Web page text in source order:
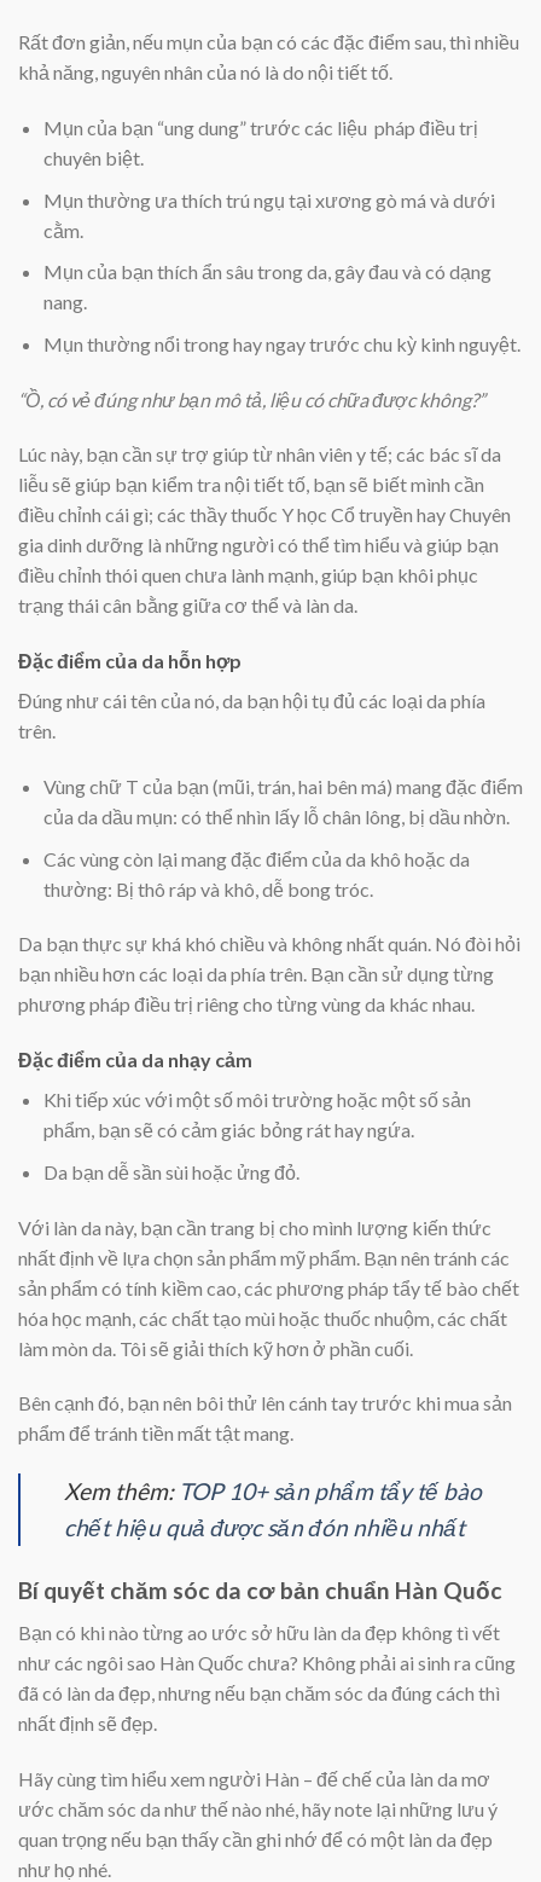
Rất đơn giản, nếu mụn của bạn có các đặc điểm sau, thì nhiều
khả năng, nguyên nhân của nó là do nội tiết tố.
Mụn của bạn “ung dung” trước các liệu pháp điều trị
chuyên biệt.
Mụn thường ưa thích trú ngụ tại xương gò má và dưới
cằm.
Mụn của bạn thích ẩn sâu trong da, gây đau và có dạng
nang.
Mụn thường nổi trong hay ngay trước chu kỳ kinh nguyệt.
“Ồ, có vẻ đúng như bạn mô tả, liệu có chữa được không?”
Lúc này, bạn cần sự trợ giúp từ nhân viên y tế; các bác sĩ da
liễu sẽ giúp bạn kiểm tra nội tiết tố, bạn sẽ biết mình cần
điều chỉnh cái gì; các thầy thuốc Y học Cổ truyền hay Chuyên
gia dinh dưỡng là những người có thể tìm hiểu và giúp bạn
điều chỉnh thói quen chưa lành mạnh, giúp bạn khôi phục
trạng thái cân bằng giữa cơ thể và làn da.
Đặc điểm của da hỗn hợp
Đúng như cái tên của nó, da bạn hội tụ đủ các loại da phía
trên.
Vùng chữ T của bạn (mũi, trán, hai bên má) mang đặc điểm
của da dầu mụn: có thể nhìn lấy lỗ chân lông, bị dầu nhờn.
Các vùng còn lại mang đặc điểm của da khô hoặc da
thường: Bị thô ráp và khô, dễ bong tróc.
Da bạn thực sự khá khó chiều và không nhất quán. Nó đòi hỏi
bạn nhiều hơn các loại da phía trên. Bạn cần sử dụng từng
phương pháp điều trị riêng cho từng vùng da khác nhau.
Đặc điểm của da nhạy cảm
Khi tiếp xúc với một số môi trường hoặc một số sản
phẩm, bạn sẽ có cảm giác bỏng rát hay ngứa.
Da bạn dễ sần sùi hoặc ửng đỏ.
Với làn da này, bạn cần trang bị cho mình lượng kiến thức
nhất định về lựa chọn sản phẩm mỹ phẩm. Bạn nên tránh các
sản phẩm có tính kiềm cao, các phương pháp tẩy tế bào chết
hóa học mạnh, các chất tạo mùi hoặc thuốc nhuộm, các chất
làm mòn da. Tôi sẽ giải thích kỹ hơn ở phần cuối.
Bên cạnh đó, bạn nên bôi thử lên cánh tay trước khi mua sản
phẩm để tránh tiền mất tật mang.
Xem thêm: TOP 10+ sản phẩm tẩy tế bào
chết hiệu quả được săn đón nhiều nhất
Bí quyết chăm sóc da cơ bản chuẩn Hàn Quốc
Bạn có khi nào từng ao ước sở hữu làn da đẹp không tì vết
như các ngôi sao Hàn Quốc chưa? Không phải ai sinh ra cũng
đã có làn da đẹp, nhưng nếu bạn chăm sóc da đúng cách thì
nhất định sẽ đẹp.
Hãy cùng tìm hiểu xem người Hàn – đế chế của làn da mơ
ước chăm sóc da như thế nào nhé, hãy note lại những lưu ý
quan trọng nếu bạn thấy cần ghi nhớ để có một làn da đẹp
như họ nhé.